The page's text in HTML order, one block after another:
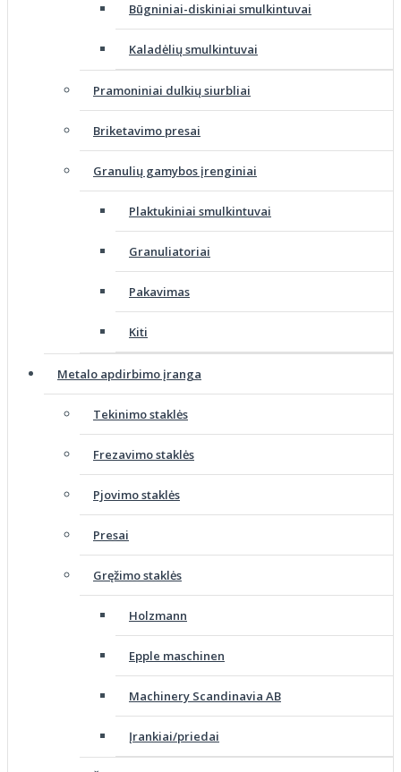
Būgniniai-diskiniai smulkintuvai
Kaladėlių smulkintuvai
Pramoniniai dulkių siurbliai
Briketavimo presai
Granulių gamybos įrenginiai
Plaktukiniai smulkintuvai
Granuliatoriai
Pakavimas
Kiti
Metalo apdirbimo įranga
Tekinimo staklės
Frezavimo staklės
Pjovimo staklės
Presai
Gręžimo staklės
Holzmann
Epple maschinen
Machinery Scandinavia AB
Įrankiai/priedai